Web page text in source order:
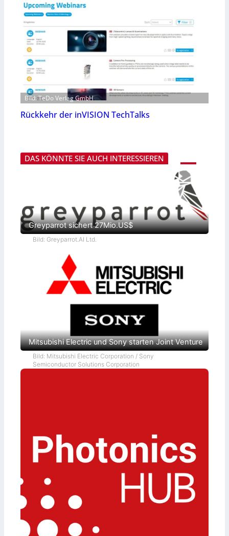
Bild: TeDo Verlag GmbH
Rückkehr der inVISION TechTalks
DAS KÖNNTE SIE AUCH INTERESSIEREN
Greyparrot sichert 27Mio.US$
Bild: Greyparrot.AI Ltd.
Mitsubishi Electric und Sony starten Joint Venture
Bild: Mitsubishi Electric Corporation / Sony
Semiconductor Solutions Corporation